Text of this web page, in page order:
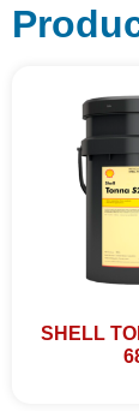
SHELL